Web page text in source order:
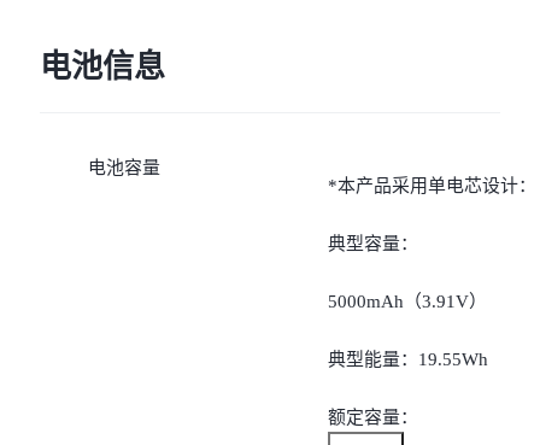
电池信息
电池容量
*本产品采用单电芯设计：
典型容量：
5000mAh（3.91V）
典型能量：19.55Wh
额定容量：